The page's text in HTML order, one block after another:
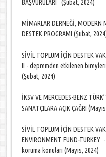
BAŞVURULARI (Şubat, 2024)
MİMARLAR DERNEĞİ, MODERN
DESTEK PROGRAMI (Şubat,
SİVİL TOPLUM İÇİN DESTEK
II - depremden etkilenen
(Şubat, 2024)
İKSV VE MERCEDES-BENZ
SANATÇILARA AÇIK ÇAĞRI
SİVİL TOPLUM İÇİN DESTEK
ENVIRONMENT FUND-
koruma konuları (Mayıs, 2024)